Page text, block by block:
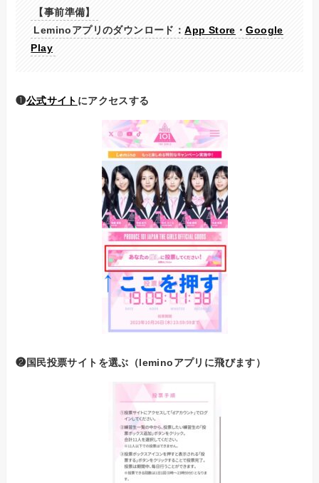
【事前準備】
Leminoアプリのダウンロード：App Store ・Google
Play
❶公式サイト にアクセスする
❷国民投票サイトを選ぶ（leminoアプリに飛びます）